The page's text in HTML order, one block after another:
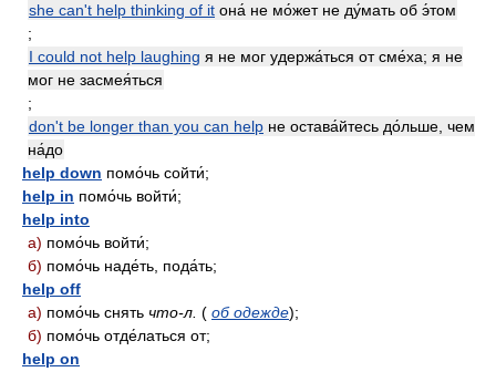
she can't help thinking of it она́ не мо́жет не ду́мать об э́том
;
I could not help laughing я не мог удержа́ться от сме́ха; я не
мог не засмея́ться
;
don't be longer than you can help не остава́йтесь до́льше, чем
на́до
help down помо́чь сойти́;
help in помо́чь войти́;
help into
a) помо́чь войти́;
б) помо́чь наде́ть, пода́ть;
help off
а) помо́чь снять что-л. ( об одежде);
б) помо́чь отде́латься от;
help on